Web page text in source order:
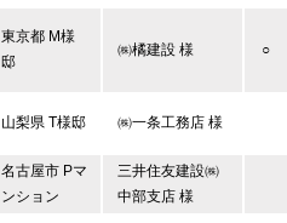
東京都 M様
邸
㈱橘建設 様 ○
山梨県 T様邸 ㈱一条工務店 様
名古屋市 Pマ
ンション
三井住友建設㈱
中部支店 様